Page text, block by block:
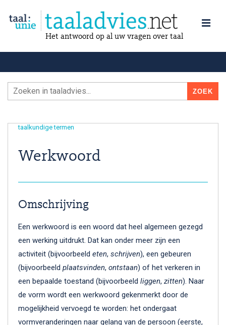
Het antwoord op al uw vragen over taal
taalkundige termen
Werkwoord
Omschrijving
Een werkwoord is een woord dat heel algemeen gezegd
een werking uitdrukt. Dat kan onder meer zijn een
activiteit (bijvoorbeeld eten, schrijven), een gebeuren
(bijvoorbeeld plaatsvinden, ontstaan) of het verkeren in
een bepaalde toestand (bijvoorbeeld liggen, zitten). Naar
de vorm wordt een werkwoord gekenmerkt door de
mogelijkheid vervoegd te worden: het ondergaat
vormveranderingen naar gelang van de persoon (eerste,